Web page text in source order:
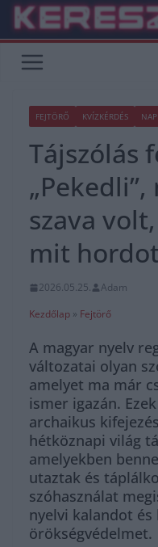
Skip
content
FEJTÖRŐ KVÍZKÉRDÉS
Tájszólás
szava
mit
2026.05.25.
Adam
Kezdőlap » Fejtörő
A magyar nyelv
változatai olyan
amelyet ma már
ismer igazán.
archaikus
hétköznapi világ
amelyekben
utaztak és
szóhasználat
nyelvi kalandot
örökségvédelmet.